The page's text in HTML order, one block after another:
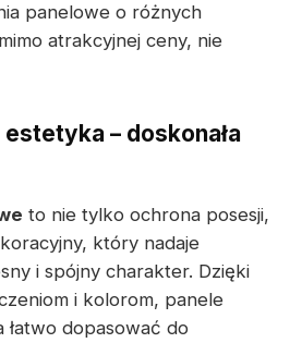
panelowe o różnych
atrakcyjnej ceny, nie
– doskonała
to nie tylko ochrona posesji,
który nadaje
i spójny charakter. Dzięki
i kolorom, panele
dopasować do